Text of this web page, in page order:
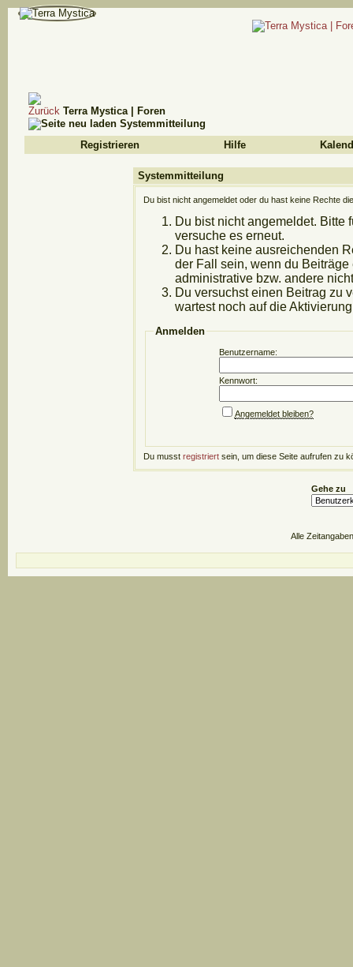
Terra Mystica | Foren
Systemmitteilung
Registrieren
Hilfe
Systemmitteilung
Du bist nicht angemeldet oder du hast keine Rechte
Du bist nicht angemeldet. Bitte
versuche es erneut.
Du hast keine ausreichenden
der Fall sein, wenn du
administrative bzw. andere
Du versuchst einen Beitrag zu
wartest noch auf die
Anmelden
Benutzername:
Kennwort:
Angemeldet bleiben?
Du musst registriert sein, um diese Seite aufrufen zu
Gehe zu
Alle